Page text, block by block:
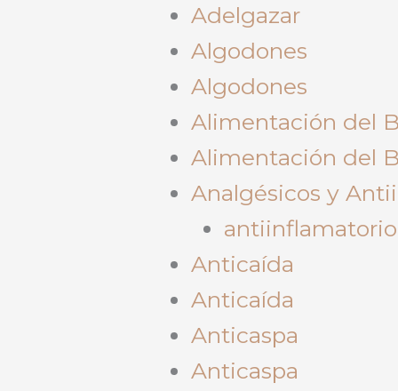
Adelgazar
Algodones
Algodones
Alimentación del
Alimentación del
Analgésicos y
antiinflamatorio
Anticaída
Anticaída
Anticaspa
Anticaspa